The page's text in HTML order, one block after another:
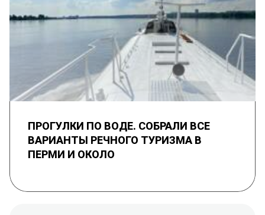
ПРОГУЛКИ ПО ВОДЕ. СОБРАЛИ ВСЕ
ВАРИАНТЫ РЕЧНОГО ТУРИЗМА В
ПЕРМИ И ОКОЛО